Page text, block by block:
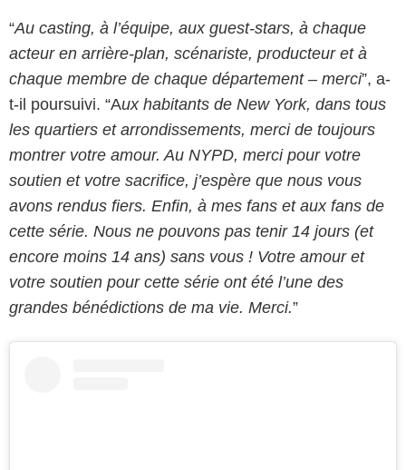
“Au casting, à l’équipe, aux guest-stars, à chaque
acteur en arrière-plan, scénariste, producteur et à
chaque membre de chaque département – ​​merci”, a-
t-il poursuivi. “Aux habitants de New York, dans tous
les quartiers et arrondissements, merci de toujours
montrer votre amour. Au NYPD, merci pour votre
soutien et votre sacrifice, j’espère que nous vous
avons rendus fiers. Enfin, à mes fans et aux fans de
cette série. Nous ne pouvons pas tenir 14 jours (et
encore moins 14 ans) sans vous ! Votre amour et
votre soutien pour cette série ont été l’une des
grandes bénédictions de ma vie. Merci.”